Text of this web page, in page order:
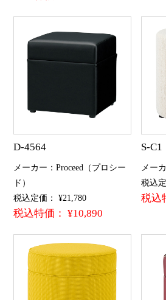
D-4564
メーカー：Proceed（プロシー
ド）
税込定価： ¥21,780
税込特価： ¥10,890
S-C1
メー
税込
税込